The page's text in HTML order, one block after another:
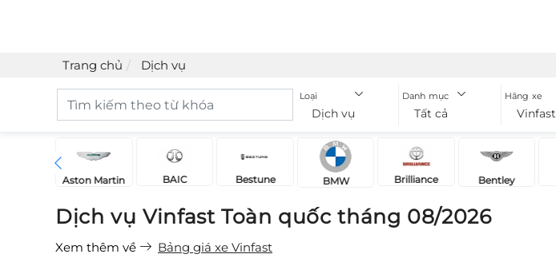
Trang chủ Dịch vụ
Loại
Dịch vụ
Danh mục
Tất cả
Hãng xe
Vinfast
Aston Martin BAIC Bestune BMW Brilliance Bentley
Dịch vụ Vinfast Toàn quốc tháng 08/2026
Xem thêm về
Bảng giá xe Vinfast